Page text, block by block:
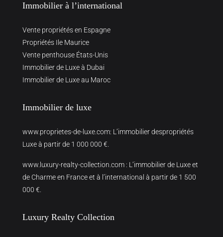
Immobilier à l’international
Vente propriétés en Espagne
Propriétés Ile Maurice
Vente penthouse États-Unis
Immobilier de Luxe à Dubai
Immobilier de Luxe au Maroc
Immobilier de luxe
www.proprietes-de-luxe.com: L’immobilier despropriétés
Luxe à partir de 1 000 000 €.
www.luxury-realty-collection.com : L’immobilier de Luxe et
de Charme en France et à l’international à partir de 1 500
000 €.
Luxury Realty Collection